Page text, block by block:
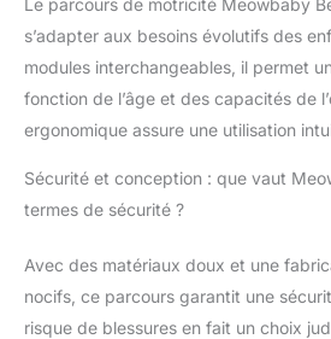
s’adapter aux besoins évolutifs des
modules interchangeables, il permet
fonction de l’âge et des capacités de
ergonomique assure une utilisation
Sécurité et conception : que vaut
termes de sécurité ?
Avec des matériaux doux et une
nocifs, ce parcours garantit une
risque de blessures en fait un choix